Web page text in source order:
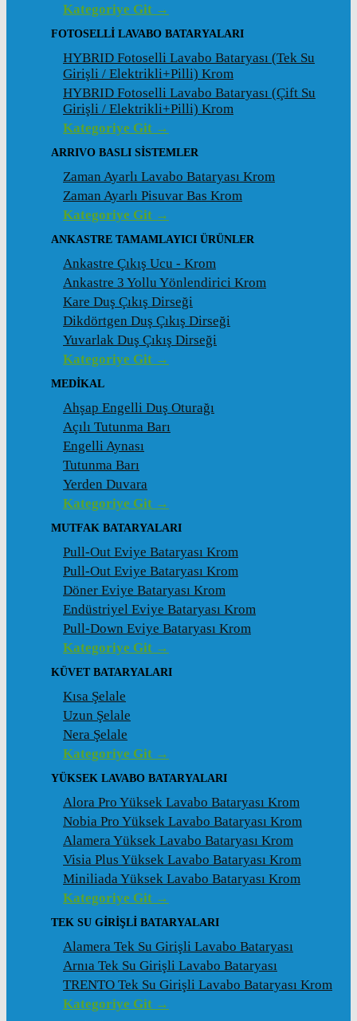
Kategoriye Git →
FOTOSELLİ LAVABO BATARYALARI
HYBRID Fotoselli Lavabo Bataryası (Tek Su
Girişli / Elektrikli+Pilli) Krom
HYBRID Fotoselli Lavabo Bataryası (Çift Su
Girişli / Elektrikli+Pilli) Krom
Kategoriye Git →
ARRIVO BASLI SİSTEMLER
Zaman Ayarlı Lavabo Bataryası Krom
Zaman Ayarlı Pisuvar Bas Krom
Kategoriye Git →
ANKASTRE TAMAMLAYICI ÜRÜNLER
Ankastre Çıkış Ucu - Krom
Ankastre 3 Yollu Yönlendirici Krom
Kare Duş Çıkış Dirseği
Dikdörtgen Duş Çıkış Dirseği
Yuvarlak Duş Çıkış Dirseği
Kategoriye Git →
MEDİKAL
Ahşap Engelli Duş Oturağı
Açılı Tutunma Barı
Engelli Aynası
Tutunma Barı
Yerden Duvara
Kategoriye Git →
MUTFAK BATARYALARI
Pull-Out Eviye Bataryası Krom
Pull-Out Eviye Bataryası Krom
Döner Eviye Bataryası Krom
Endüstriyel Eviye Bataryası Krom
Pull-Down Eviye Bataryası Krom
Kategoriye Git →
KÜVET BATARYALARI
Kısa Şelale
Uzun Şelale
Nera Şelale
Kategoriye Git →
YÜKSEK LAVABO BATARYALARI
Alora Pro Yüksek Lavabo Bataryası Krom
Nobia Pro Yüksek Lavabo Bataryası Krom
Alamera Yüksek Lavabo Bataryası Krom
Visia Plus Yüksek Lavabo Bataryası Krom
Miniliada Yüksek Lavabo Bataryası Krom
Kategoriye Git →
TEK SU GİRİŞLİ BATARYALARI
Alamera Tek Su Girişli Lavabo Bataryası
Arnıa Tek Su Girişli Lavabo Bataryası
TRENTO Tek Su Girişli Lavabo Bataryası Krom
Kategoriye Git →